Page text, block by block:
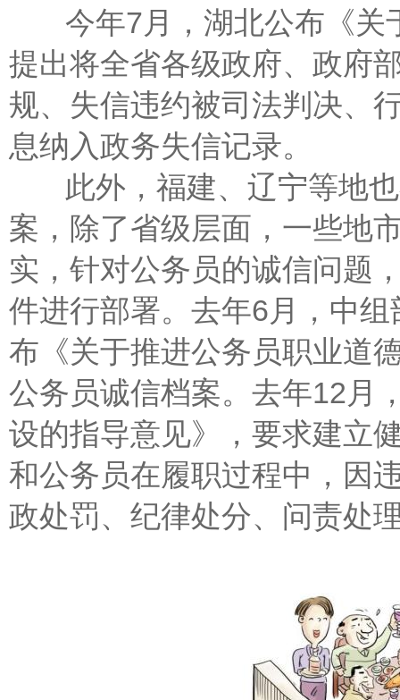
今年7月，湖北公布《关
提出将全省各级政府、政府
规、失信违约被司法判决、
息纳入政务失信记录。
此外，福建、辽宁等地也
案，除了省级层面，一些地
实，针对公务员的诚信问题
件进行部署。去年6月，中
布《关于推进公务员职业道
公务员诚信档案。去年12月
设的指导意见》，要求建立
和公务员在履职过程中，因
政处罚、纪律处分、问责处